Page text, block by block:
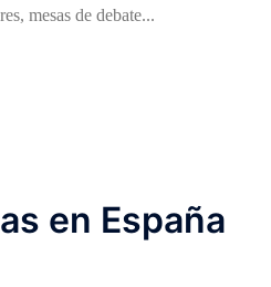
mesas de debate...
en España